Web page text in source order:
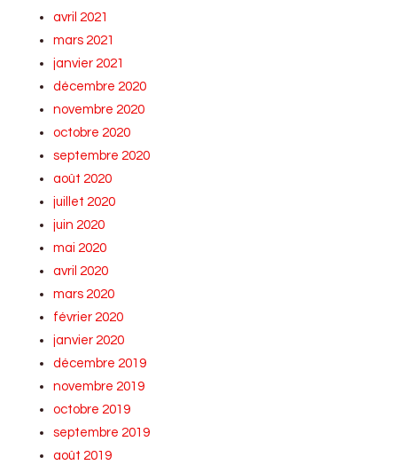
avril 2021
mars 2021
janvier 2021
décembre 2020
novembre 2020
octobre 2020
septembre 2020
août 2020
juillet 2020
juin 2020
mai 2020
avril 2020
mars 2020
février 2020
janvier 2020
décembre 2019
novembre 2019
octobre 2019
septembre 2019
août 2019